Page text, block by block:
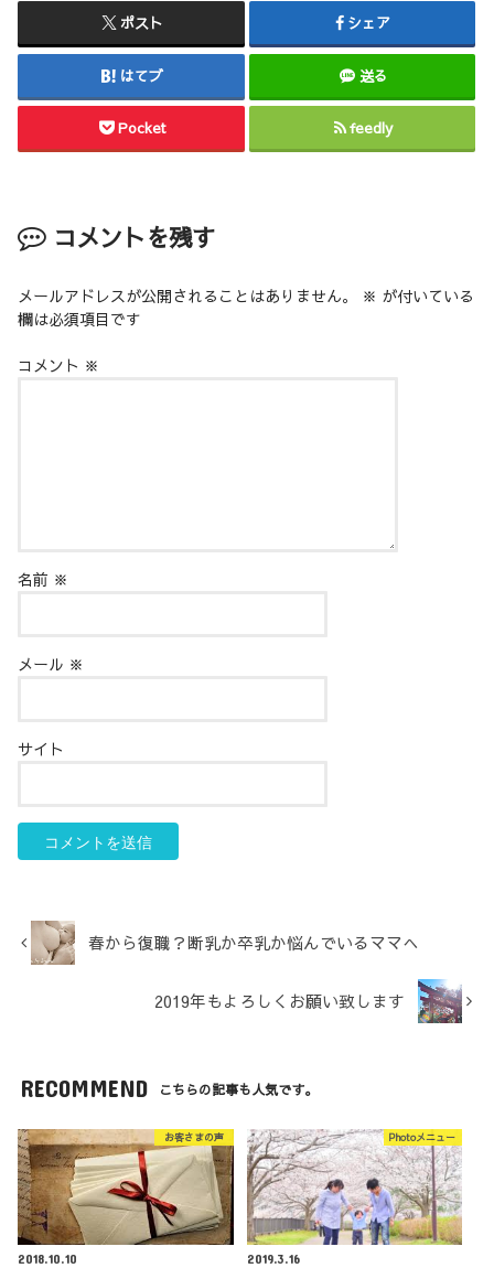
ポスト シェア
はてブ 送る
Pocket feedly
コメントを残す
メールアドレスが公開されることはありません。 ※ が付いている
欄は必須項目です
コメント ※
名前 ※
メール ※
サイト
春から復職？断乳か卒乳か悩んでいるママへ
2019年もよろしくお願い致します
RECOMMEND こちらの記事も人気です。
お客さまの声
2018.10.10
Photoメニュー
2019.3.16